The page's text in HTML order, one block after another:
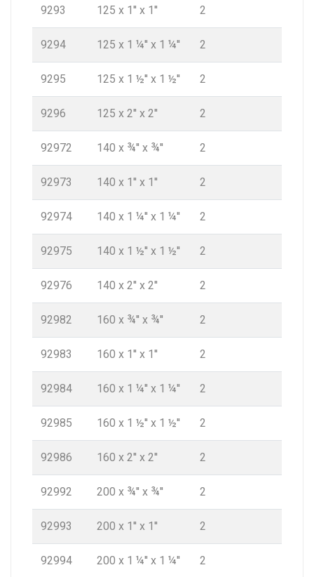
9293 125 x 1'' x 1'' 2
9294 125 x 1 ¼'' x 1 ¼'' 2
9295 125 x 1 ½'' x 1 ½'' 2
9296 125 x 2'' x 2'' 2
92972 140 x ¾'' x ¾'' 2
92973 140 x 1'' x 1'' 2
92974 140 x 1 ¼'' x 1 ¼'' 2
92975 140 x 1 ½'' x 1 ½'' 2
92976 140 x 2'' x 2'' 2
92982 160 x ¾'' x ¾'' 2
92983 160 x 1'' x 1'' 2
92984 160 x 1 ¼'' x 1 ¼'' 2
92985 160 x 1 ½'' x 1 ½'' 2
92986 160 x 2'' x 2'' 2
92992 200 x ¾'' x ¾'' 2
92993 200 x 1'' x 1'' 2
92994 200 x 1 ¼'' x 1 ¼'' 2